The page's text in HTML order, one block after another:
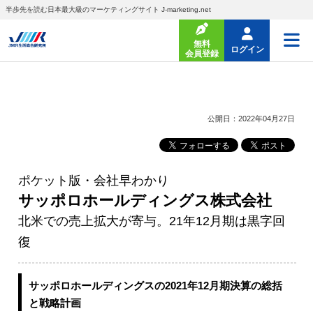
半歩先を読む日本最大級のマーケティングサイト J-marketing.net
無料
会員登録
ログイン
公開日：2022年04月27日
ポケット版・会社早わかり
サッポロホールディングス株式会社
北米での売上拡大が寄与。21年12月期は黒字回
復
サッポロホールディングスの2021年12月期決算の総括
と戦略計画